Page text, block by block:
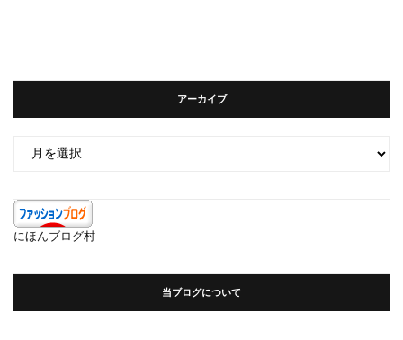
アーカイブ
イ
ブ
にほんブログ村
当ブログについて